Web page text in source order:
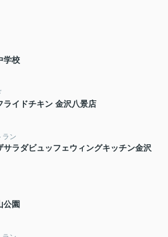
学校
ライドチキン 金沢八景店
ラン
サラダビュッフェウィングキッチン金沢
公園